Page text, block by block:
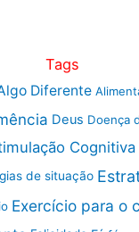
Tags
Diferente
Deus Doença
Cognitiva
de situação
Exercício para o